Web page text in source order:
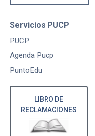
Servicios PUCP
PUCP
Agenda Pucp
PuntoEdu
LIBRO DE
RECLAMACIONES